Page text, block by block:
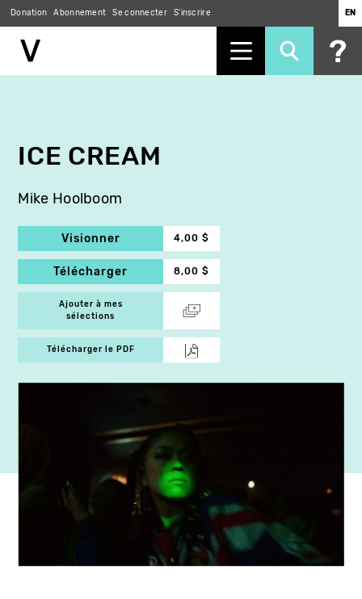
Donation Abonnement Se connecter S'inscrire EN
ICE CREAM
Mike Hoolboom
Visionner 4,00 $
Télécharger 8,00 $
Ajouter à mes
sélections
Télécharger le PDF